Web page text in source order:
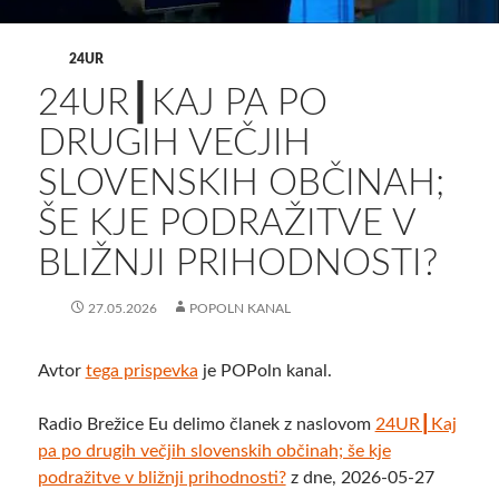
24UR
24UR┃KAJ PA PO
DRUGIH VEČJIH
SLOVENSKIH OBČINAH;
ŠE KJE PODRAŽITVE V
BLIŽNJI PRIHODNOSTI?
27.05.2026 POPOLN KANAL
Avtor tega prispevka je POPoln kanal.
Radio Brežice Eu delimo članek z naslovom 24UR┃Kaj
pa po drugih večjih slovenskih občinah; še kje
podražitve v bližnji prihodnosti?z dne, 2026-05-27